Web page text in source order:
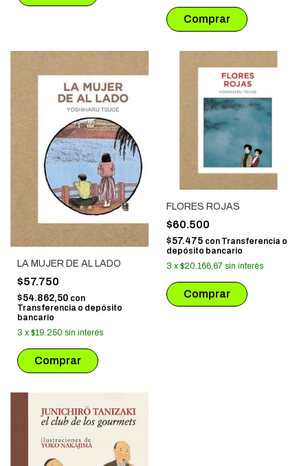
LA MUJER DE AL LADO
$57.750
$54.862,50 con
Transferencia o depósito
bancario
3 x $19.250 sin interés
FLORES ROJAS
$60.500
$57.475 con Transferencia o
depósito bancario
3 x $20.166,67 sin interés